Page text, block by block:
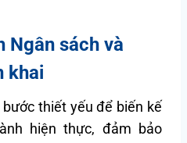
Ngân sách và
khai
thiết yếu để biến kế
hiện thực, đảm bảo